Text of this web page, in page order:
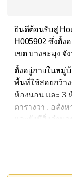
ยินดีต้อนรับสู่
H005902 ซึ่งตั้ง
เขต บางละมุง จั
ตั้งอยู่ภายในหมู่
พื้นที่ใช้สอยกว้าง
ห้องนอน และ 3
ตารางวา . อสัง
และยังมีสิ่งอำน
อสังหาริมทรัพย์
C'est Palai มีสิ่